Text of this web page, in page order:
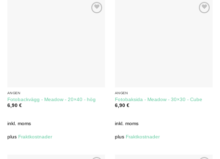
ÄNGEN
Fotobackvägg - Meadow - 20×40 - hög
6,90 €
inkl. moms
plus Fraktkostnader
ÄNGEN
Fotobaksida - Meadow - 30×30 - Cube
6,90 €
inkl. moms
plus Fraktkostnader